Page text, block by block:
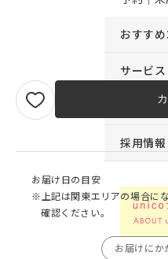
おすす
サービス
サポート
採用情報
お届け日の目安
※上記は関東エリアの場合に
確認ください。
お届けにか